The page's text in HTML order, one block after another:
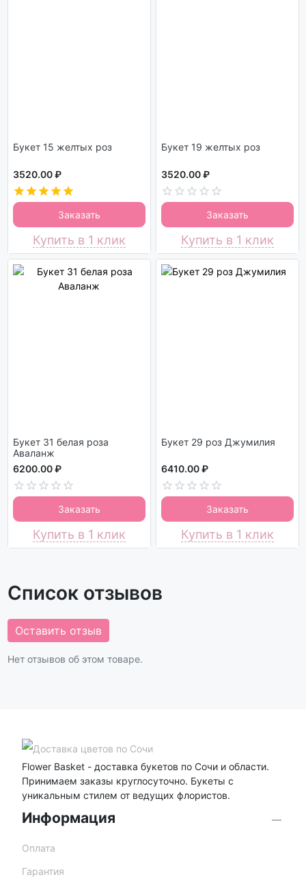
Букет 15 желтых роз
3520.00 ₽
Заказать
Купить в 1 клик
Букет 19 желтых роз
3520.00 ₽
Заказать
Купить в 1 клик
Букет 31 белая роза
Аваланж
6200.00 ₽
Заказать
Купить в 1 клик
Букет 29 роз Джумилия
6410.00 ₽
Заказать
Купить в 1 клик
Список отзывов
Оставить отзыв
Нет отзывов об этом товаре.
Flower Basket - доставка букетов по Сочи и области.
Принимаем заказы круглосуточно. Букеты с
уникальным стилем от ведущих флористов.
Информация
Оплата
Гарантия